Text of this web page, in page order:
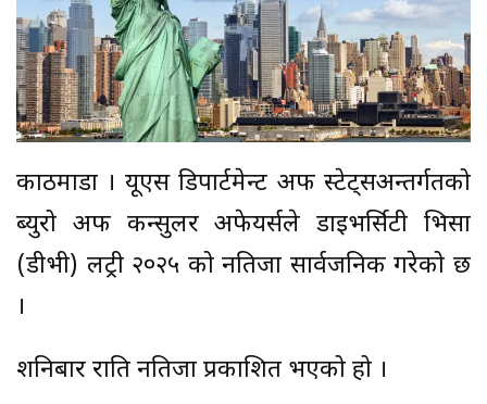
काठमाडौं । यूएस डिपार्टमेन्ट अफ स्टेट्सअन्तर्गतको
ब्युरो अफ कन्सुलर अफेयर्सले डाइभर्सिटी भिसा
(डीभी) लट्री २०२५ को नतिजा सार्वजनिक गरेको छ
।
शनिबार राति नतिजा प्रकाशित भएको हो ।